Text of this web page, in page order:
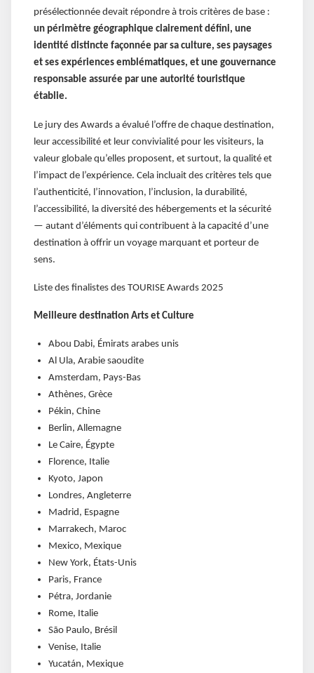
présélectionnée devait répondre à trois critères de base :
un périmètre géographique clairement défini, une
identité distincte façonnée par sa culture, ses paysages
et ses expériences emblématiques, et une gouvernance
responsable assurée par une autorité touristique
établie.
Le jury des Awards a évalué l’offre de chaque destination,
leur accessibilité et leur convivialité pour les visiteurs, la
valeur globale qu’elles proposent, et surtout, la qualité et
l’impact de l’expérience. Cela incluait des critères tels que
l’authenticité, l’innovation, l’inclusion, la durabilité,
l’accessibilité, la diversité des hébergements et la sécurité
— autant d’éléments qui contribuent à la capacité d’une
destination à offrir un voyage marquant et porteur de
sens.
Liste des finalistes des TOURISE Awards 2025
Meilleure destination Arts et Culture
Abou Dabi, Émirats arabes unis
Al Ula, Arabie saoudite
Amsterdam, Pays-Bas
Athènes, Grèce
Pékin, Chine
Berlin, Allemagne
Le Caire, Égypte
Florence, Italie
Kyoto, Japon
Londres, Angleterre
Madrid, Espagne
Marrakech, Maroc
Mexico, Mexique
New York, États-Unis
Paris, France
Pétra, Jordanie
Rome, Italie
São Paulo, Brésil
Venise, Italie
Yucatán, Mexique